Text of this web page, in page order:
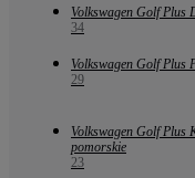
Volkswagen Golf Plus
34
Volkswagen Golf Plus
29
Volkswagen Golf Plus
pomorskie
23